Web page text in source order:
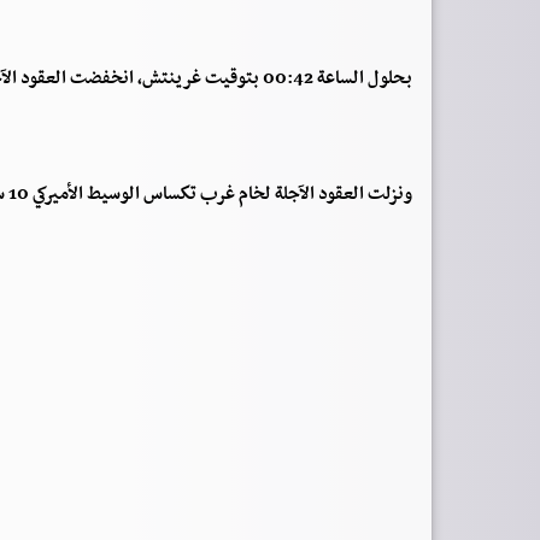
بحلول الساعة 00:42 بتوقيت غرينتش، انخفضت العقود الآجلة لخام برنت 8 سنتات أو 0.12% إلى 67.87 دولار للبرميل.
ونزلت العقود الآجلة لخام غرب تكساس الوسيط الأميركي 10 سنتات أو 0.16% إلى 63.95 دولار.